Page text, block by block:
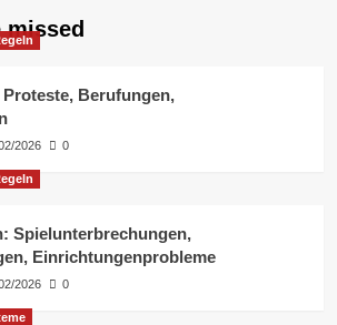
missed
Berufungen,
2026 0
Spielunterbrechungen,
Einrichtungenprobleme
2026 0